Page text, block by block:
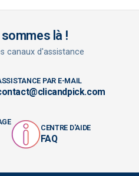
là !
canaux d'assistance
PAR E-MAIL
CENTRE D'AIDE
FAQ